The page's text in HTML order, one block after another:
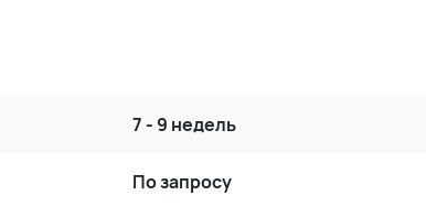
7 - 9 недель
По запросу